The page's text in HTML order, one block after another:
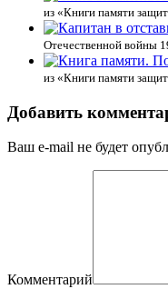
из «Книги памяти
Отечественной войны
из «Книги памяти
Добавить
Ваш e-mail не будет
Комментарий